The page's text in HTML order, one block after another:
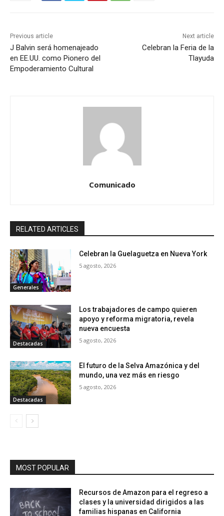
Previous article
J Balvin será homenajeado
en EE.UU. como Pionero del
Empoderamiento Cultural
Next article
Celebran la Feria de la
Tlayuda
Comunicado
RELATED ARTICLES
Generales
Celebran la Guelaguetza en Nueva York
5 agosto, 2026
Destacadas
Los trabajadores de campo quieren
apoyo y reforma migratoria, revela
nueva encuesta
5 agosto, 2026
Destacadas
El futuro de la Selva Amazónica y del
mundo, una vez más en riesgo
5 agosto, 2026
MOST POPULAR
Recursos de Amazon para el regreso a
clases y la universidad dirigidos a las
familias hispanas en California